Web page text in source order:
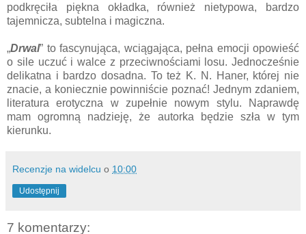
podkręciła piękna okładka, również nietypowa, bardzo
tajemnicza, subtelna i magiczna.
„Drwal” to fascynująca, wciągająca, pełna emocji opowieść
o sile uczuć i walce z przeciwnościami losu. Jednocześnie
delikatna i bardzo dosadna. To też K. N. Haner, której nie
znacie, a koniecznie powinniście poznać! Jednym zdaniem,
literatura erotyczna w zupełnie nowym stylu. Naprawdę
mam ogromną nadzieję, że autorka będzie szła w tym
kierunku.
Recenzje na widelcu o 10:00
Udostępnij
7 komentarzy: